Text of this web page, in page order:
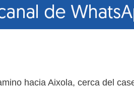
hacia Aixola, cerca del